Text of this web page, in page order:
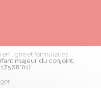
en ligne et formulaires
majeur du conjoint,